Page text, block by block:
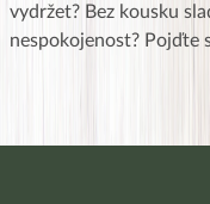
vydržet? Bez kousku
nespokojenost? Pojďte